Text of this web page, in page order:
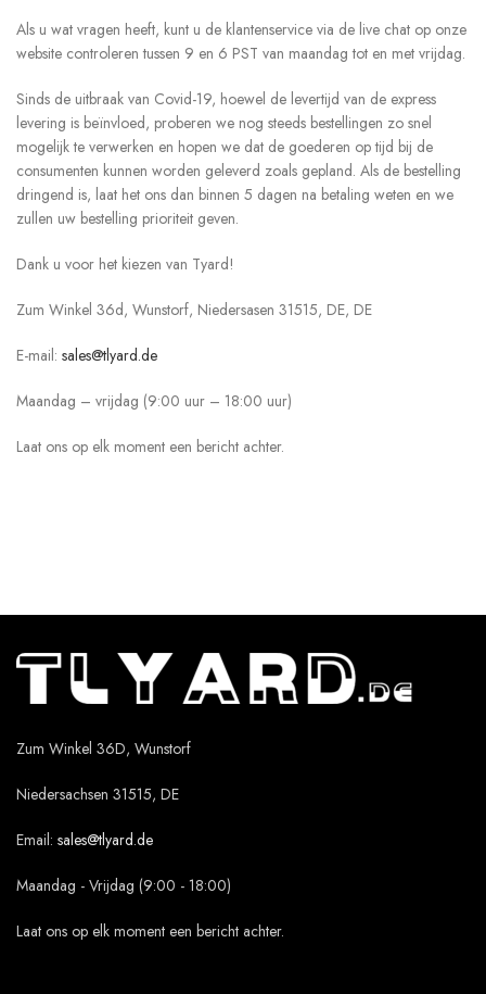
Als u wat vragen heeft, kunt u de klantenservice via de live chat op onze
website controleren tussen 9 en 6 PST van maandag tot en met vrijdag.
Sinds de uitbraak van Covid-19, hoewel de levertijd van de express
levering is beïnvloed, proberen we nog steeds bestellingen zo snel
mogelijk te verwerken en hopen we dat de goederen op tijd bij de
consumenten kunnen worden geleverd zoals gepland. Als de bestelling
dringend is, laat het ons dan binnen 5 dagen na betaling weten en we
zullen uw bestelling prioriteit geven.
Dank u voor het kiezen van Tyard!
Zum Winkel 36d, Wunstorf, Niedersasen 31515, DE, DE
E-mail: sales@tlyard.de
Maandag – vrijdag (9:00 uur – 18:00 uur)
Laat ons op elk moment een bericht achter.
Zum Winkel 36D, Wunstorf
Niedersachsen 31515, DE
Email: sales@tlyard.de
Maandag - Vrijdag (9:00 - 18:00)
Laat ons op elk moment een bericht achter.